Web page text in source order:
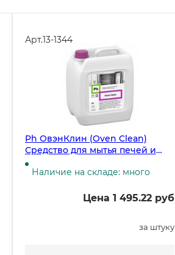
Арт.13-1344
Ph ОвэнКлин (Oven Clean)
Средство для мытья печей и
пароконвектоматов, 5 литров ЧЗ
Наличие на складе: много
Цена 1 495.22 руб
за штуку